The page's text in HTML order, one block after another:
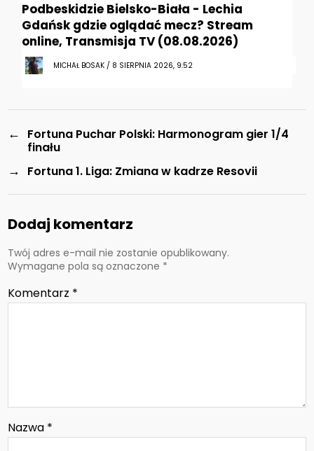
Podbeskidzie Bielsko-Biała - Lechia
Gdańsk gdzie oglądać mecz? Stream
online, Transmisja TV (08.08.2026)
MICHAŁ BOSAK / 8 SIERPNIA 2026, 9:52
←
Fortuna Puchar Polski: Harmonogram gier 1/4
finału
→ Fortuna 1. Liga: Zmiana w kadrze Resovii
Dodaj komentarz
Twój adres e-mail nie zostanie opublikowany.
Wymagane pola są oznaczone *
Komentarz *
Nazwa *